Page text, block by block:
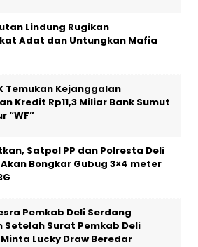
Lindung Rugikan
Adat dan Untungkan Mafia
Temukan Kejanggalan
Kredit Rp11,3 Miliar Bank Sumut
“WF”
Satpol PP dan Polresta Deli
Bongkar Gubug 3×4 meter
Pemkab Deli Serdang
Setelah Surat Pemkab Deli
Lucky Draw Beredar